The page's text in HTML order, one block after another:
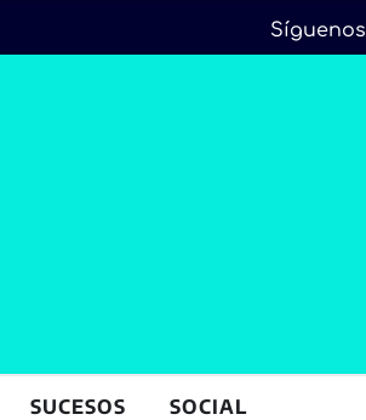
Síguenos
SUCESOS SOCIAL